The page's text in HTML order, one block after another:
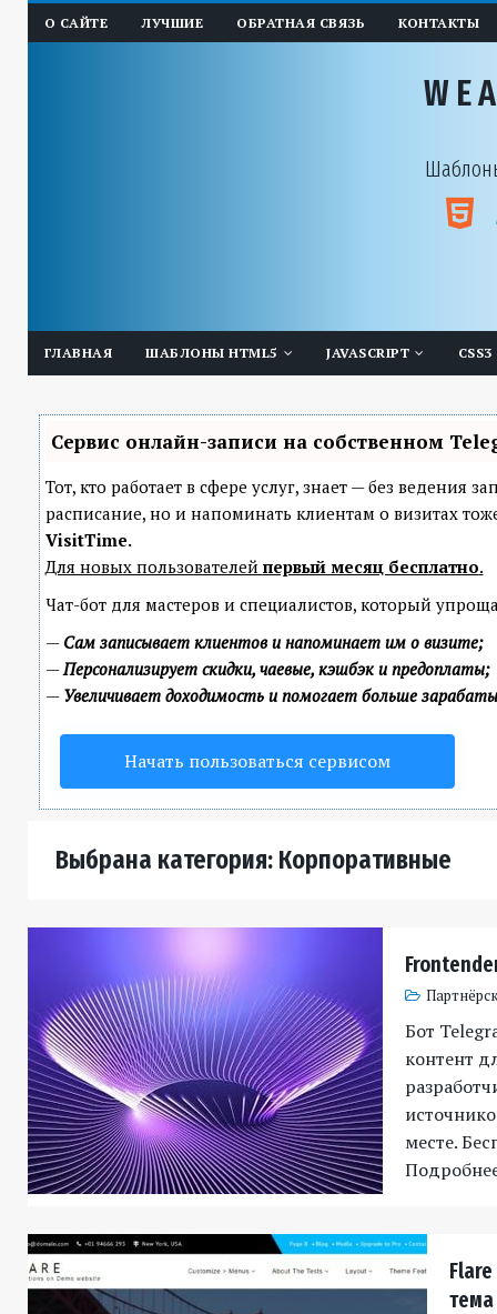
О САЙТЕ ЛУЧШИЕ ОБРАТНАЯ СВЯЗЬ КОНТАКТЫ
ГЛАВНАЯ ШАБЛОНЫ HTML5 JAVASCRIPT CSS3
Сервис онлайн-записи на собственном
Тот, кто работает в сфере услуг, знает — без ведения
расписание, но и напоминать клиентам о визитах
VisitTime.
Для новых пользователей первый месяц бесплатно.
Чат-бот для мастеров и специалистов, который
— Сам записывает клиентов и напоминает им о визите;
—Персонализирует скидки, чаевые, кэшбэк и предоплаты;
— Увеличивает доходимость и помогает больше
Начать пользоваться сервисом
Выбрана категория: Корпоративные
Бот
контент
месте.
тема